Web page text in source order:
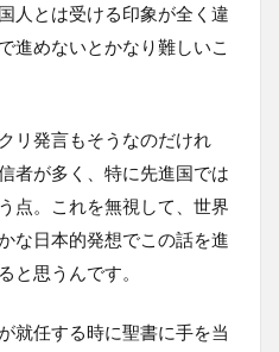
人とは受ける印象が全く違
進めないとかなり難しいこ
リ発言もそうなのだけれ
者が多く、特に先進国では
点。これを無視して、世界
な日本的発想でこの話を進
と思うんです。
就任する時に聖書に手を当